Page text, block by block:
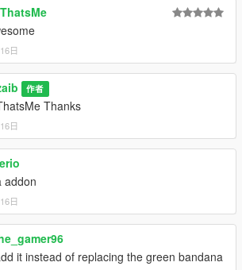
日
作者
Thanks
日
addon
日
it instead of replacing the green bandana